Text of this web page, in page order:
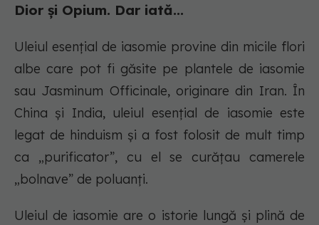
Dior și Opium. Dar iată...
Uleiul esențial de iasomie provine din micile flori
albe care pot fi găsite pe plantele de iasomie
sau Jasminum Officinale, originare din Iran. În
China și India, uleiul esențial de iasomie este
legat de hinduism și a fost folosit de mult timp
ca „purificator”, cu el se curățau camerele
„bolnave” de poluanți.
Uleiul de iasomie are o istorie lungă și plină de